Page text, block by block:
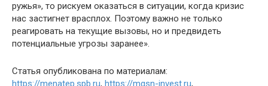
ружья», то рискуем оказаться в ситуации, когда кризис
нас застигнет врасплох. Поэтому важно не только
реагировать на текущие вызовы, но и предвидеть
потенциальные угрозы заранее».
Статья опубликована по материалам:
https://menatep.spb.ru, https://mgsn-invest.ru,